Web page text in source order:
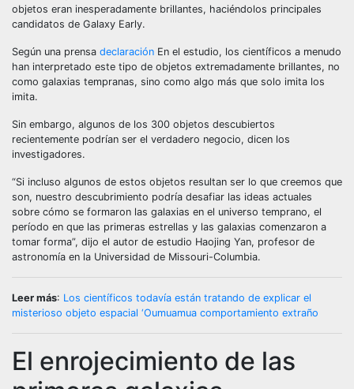
objetos eran inesperadamente brillantes, haciéndolos principales
candidatos de Galaxy Early.
Según una prensa declaración En el estudio, los científicos a menudo
han interpretado este tipo de objetos extremadamente brillantes, no
como galaxias tempranas, sino como algo más que solo imita los
imita.
Sin embargo, algunos de los 300 objetos descubiertos
recientemente podrían ser el verdadero negocio, dicen los
investigadores.
“Si incluso algunos de estos objetos resultan ser lo que creemos que
son, nuestro descubrimiento podría desafiar las ideas actuales
sobre cómo se formaron las galaxias en el universo temprano, el
período en que las primeras estrellas y las galaxias comenzaron a
tomar forma”, dijo el autor de estudio Haojing Yan, profesor de
astronomía en la Universidad de Missouri-Columbia.
Leer más: Los científicos todavía están tratando de explicar el
misterioso objeto espacial ‘Oumuamua comportamiento extraño
El enrojecimiento de las